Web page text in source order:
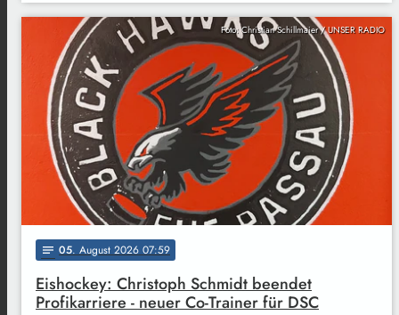
Foto: Christian Schillmaier / UNSER RADIO
notes 05. August 2026 07:59
Eishockey: Christoph Schmidt beendet
Profikarriere - neuer Co-Trainer für DSC